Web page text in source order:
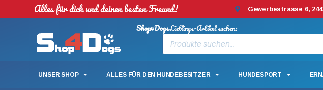
Alles für dich und deinen besten Freund! Gewerbestrasse 6,
Shop4DogsLieblings-Artikel suchen:
UNSER SHOP ALLES FÜR DEN HUNDEBESITZER HUNDESPORT